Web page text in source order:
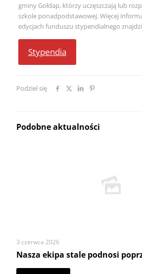
gminy Gołdap, którzy uczęszczają lub
szkole ponadpodstawowej. Więcej
edycjach funduszu stypendialnego
Stypendia
Podziel się
Podobne aktualności
3 czerwca 2026
Nasza ekipa stale podnosi